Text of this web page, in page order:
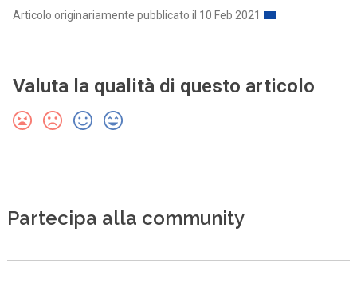
Articolo originariamente pubblicato il 10 Feb 2021
Valuta la qualità di questo articolo
Partecipa alla community